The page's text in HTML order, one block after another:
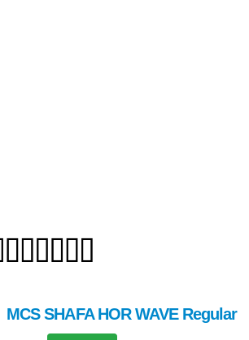
MCS SHAFA HOR WAVE Regular